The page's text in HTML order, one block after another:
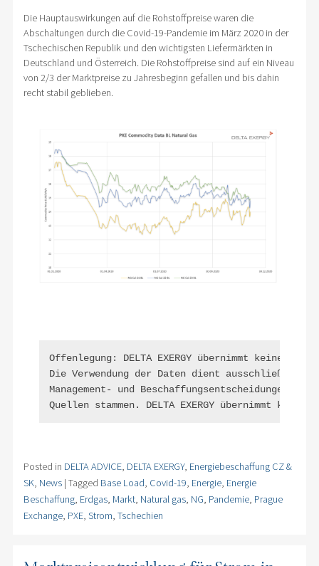
Die Hauptauswirkungen auf die Rohstoffpreise waren die
Abschaltungen durch die Covid-19-Pandemie im März 2020 in der
Tschechischen Republik und den wichtigsten Liefermärkten in
Deutschland und Österreich. Die Rohstoffpreise sind auf ein Niveau
von 2/3 der Marktpreise zu Jahresbeginn gefallen und bis dahin
recht stabil geblieben.
Offenlegung: DELTA EXERGY übernimmt keine
Die Verwendung der Daten dient
Management- und Beschaffungsentscheidungen
Quellen stammen. DELTA EXERGY übernimmt
Posted in DELTA ADVICE, DELTA EXERGY, Energiebeschaffung CZ &
SK News | Tagged Base Load Covid-19 Energie, Energie
Beschaffung, Erdgas, Markt, Natural gas, NG Pandemie, Prague
Exchange, PXE, Strom Tschechien